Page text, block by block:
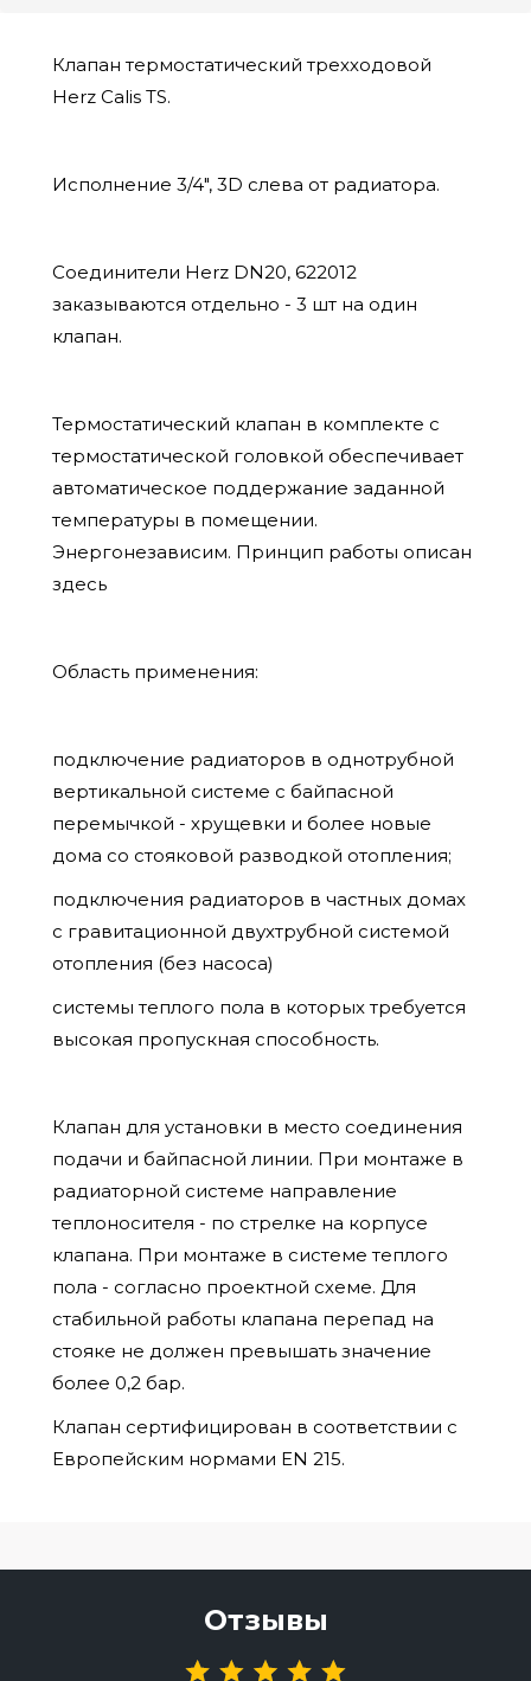
Клапан термостатический трехходовой
Herz Calis TS.
Исполнение 3/4", 3D слева от радиатора.
Соединители Herz DN20, 622012
заказываются отдельно - 3 шт на один
клапан.
Термостатический клапан в комплекте с
термостатической головкой обеспечивает
автоматическое поддержание заданной
температуры в помещении.
Энергонезависим. Принцип работы описан
здесь
Область применения:
подключение радиаторов в однотрубной
вертикальной системе с байпасной
перемычкой - хрущевки и более новые
дома со стояковой разводкой отопления;
подключения радиаторов в частных домах
с гравитационной двухтрубной системой
отопления (без насоса)
системы теплого пола в которых требуется
высокая пропускная способность.
Клапан для установки в место соединения
подачи и байпасной линии. При монтаже в
радиаторной системе направление
теплоносителя - по стрелке на корпусе
клапана. При монтаже в системе теплого
пола - согласно проектной схеме. Для
стабильной работы клапана перепад на
стояке не должен превышать значение
более 0,2 бар.
Клапан сертифицирован в соответствии с
Европейским нормами EN 215.
Отзывы